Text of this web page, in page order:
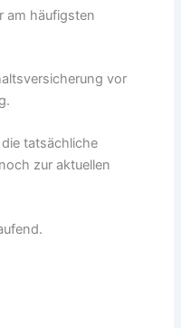
am häufigsten
vor
tatsächliche
zur aktuellen